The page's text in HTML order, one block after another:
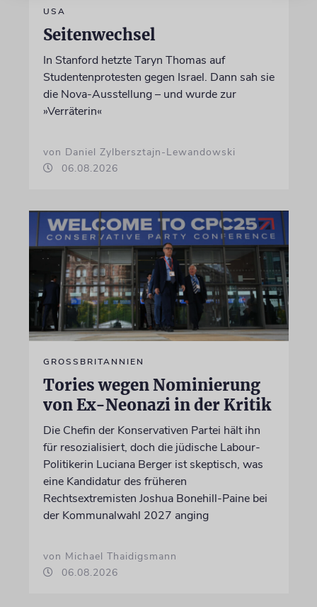
USA
Seitenwechsel
In Stanford hetzte Taryn Thomas auf
Studentenprotesten gegen Israel. Dann sah sie
die Nova-Ausstellung – und wurde zur
»Verräterin«
von Daniel Zylbersztajn-Lewandowski
06.08.2026
GROSSBRITANNIEN
Tories wegen Nominierung
von Ex-Neonazi in der Kritik
Die Chefin der Konservativen Partei hält ihn
für resozialisiert, doch die jüdische Labour-
Politikerin Luciana Berger ist skeptisch, was
eine Kandidatur des früheren
Rechtsextremisten Joshua Bonehill-Paine bei
der Kommunalwahl 2027 anging
von Michael Thaidigsmann
06.08.2026